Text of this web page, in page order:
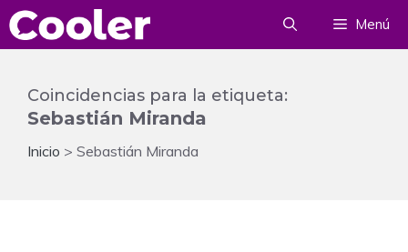
Saltar
al
Menú
Coincidencias para la etiqueta:
Sebastián Miranda
Inicio > Sebastián Miranda